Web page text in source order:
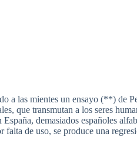
las mientes un ensayo (**) de
que transmutan a los seres
demasiados españoles
falta de uso, se produce una